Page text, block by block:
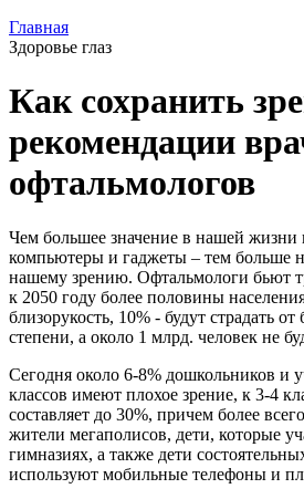
Главная
Здоровье глаз
Как сохранить
рекомендации
офтальмологов
Чем большее значение в нашей жизни
компьютеры и гаджеты – тем больше
нашему зрению. Офтальмологи бьют
к 2050 году более половины
близорукость, 10% - будут страдать
степени, а около 1 млрд. человек не
Сегодня около 6-8% дошкольников и
классов имеют плохое зрение, к 3-4
составляет до 30%, причем более
жители мегаполисов, дети, которые
гимназиях, а также дети
используют мобильные телефоны и